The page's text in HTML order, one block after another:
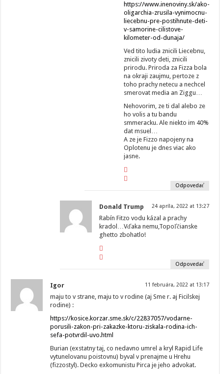
https://www.inenoviny.sk/ako-
oligarchia-zrusila-vynimocnu-
liecebnu-pre-postihnute-deti-
v-samorine-cilistove-
kilometer-od-dunaja/
Ved tito ludia znicili Liecebnu,
znicili zivoty deti, znicili
prirodu. Priroda za Fizza bola
na okraji zaujmu, pertoze z
toho prachy netecu a nechcel
smerovat media an Ziggu…
Nehovorim, ze ti dal alebo ze
ho volis a tu bandu
smmeracku. Ale niekto im 40%
dat msuel…
A ze je Fizzo napojeny na
Oplotenu je dnes viac ako
jasne.
Odpovedať
Donald Trump 24 apríla, 2022 at 13:27
Rabín Fitzo vodu kázal a prachy
kradol…Vďaka nemu,Topoľčianske
ghetto zbohatlo!
Odpovedať
Igor 11 februára, 2022 at 13:17
maju to v strane, maju to v rodine (aj Sme r. aj Ficilskej
rodine) :
https://kosice.korzar.sme.sk/c/22837057/vodarne-
porusili-zakon-pri-zakazke-ktoru-ziskala-rodina-ich-
sefa-potvrdil-uvo.html
Burian (exstatny taj, co nedavno umrel a kryl Rapid Life
vytunelovanu poistovnu) byval v prenajme u Hrehu
(fizzostyl). Decko exkomunistu Pirca je jeho advokat.